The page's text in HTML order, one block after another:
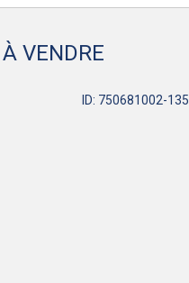
VENDRE
ID: 750681002-135